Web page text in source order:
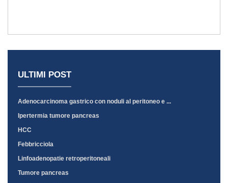
ULTIMI POST
Adenocarcinoma gastrico con noduli al peritoneo e ...
Ipertermia tumore pancreas
HCC
Febbricciola
Linfoadenopatie retroperitoneali
Tumore pancreas